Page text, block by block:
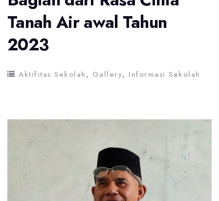
Tanah Air awal Tahun
2023
Aktifitas Sekolah, Gallery, Informasi Sekolah